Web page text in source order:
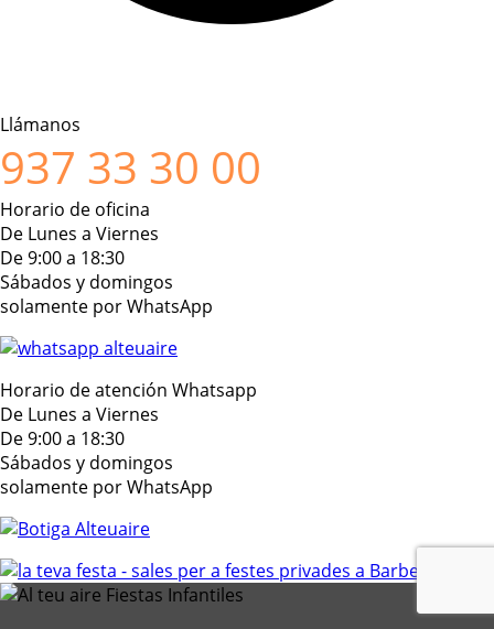
Llámanos
937 33 30 00
Horario de oficina
De Lunes a Viernes
De 9:00 a 18:30
Sábados y domingos
solamente por WhatsApp
Horario de atención Whatsapp
De Lunes a Viernes
De 9:00 a 18:30
Sábados y domingos
solamente por WhatsApp